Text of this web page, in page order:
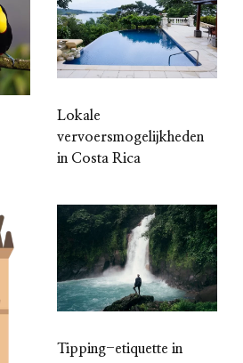
Lokale
vervoersmogelijkheden
in Costa Rica
Tipping-etiquette in